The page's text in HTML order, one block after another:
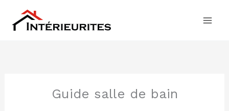
contenu
Guide salle de bain